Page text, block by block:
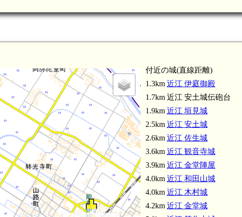
付近の城(直線距離)
1.3km 近江 伊庭御殿
1.7km 近江 安土城伝砲台
1.9km 近江 垣見城
2.5km 近江 安土城
2.6km 近江 佐生城
3.6km 近江 観音寺城
3.9km 近江 金堂陣屋
4.0km 近江 和田山城
4.0km 近江 木村城
4.2km 近江 金堂城